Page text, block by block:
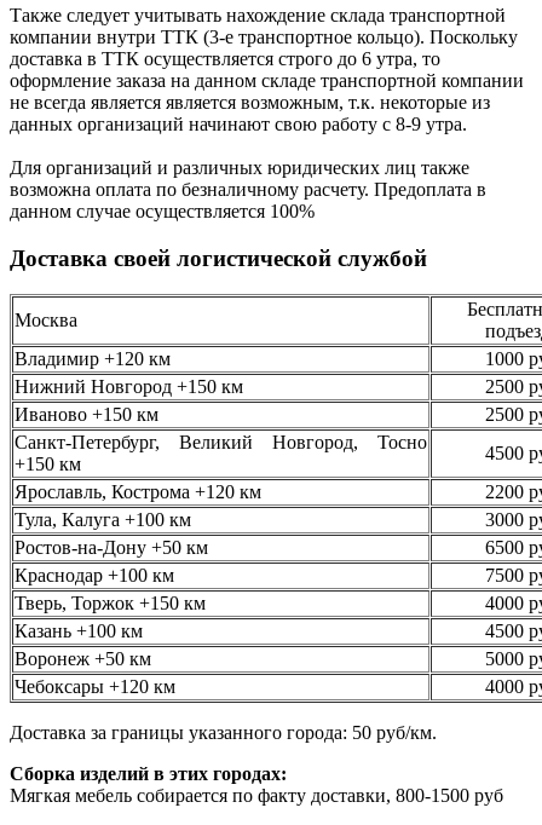
Также следует учитывать нахождение склада транспортной
компании внутри ТТК (3-е транспортное кольцо). Поскольку
доставка в ТТК осуществляется строго до 6 утра, то
оформление заказа на данном складе транспортной компании
не всегда является является возможным, т.к. некоторые из
данных организаций начинают свою работу с 8-9 утра.
Для организаций и различных юридических лиц также
возможна оплата по безналичному расчету. Предоплата в
данном случае осуществляется 100%
Доставка своей логистической службой
Москва
Владимир +120 км
1000
Нижний Новгород +150 км
2500
Иваново +150 км
2500
Санкт-Петербург, Великий Новгород, Тосно
+150 км
4500
Ярославль, Кострома +120 км
2200
Тула, Калуга +100 км
3000
Ростов-на-Дону +50 км
6500
Краснодар +100 км
7500
Тверь, Торжок +150 км
4000
Казань +100 км
4500
Воронеж +50 км
5000
Чебоксары +120 км
4000
Доставка за границы указанного города: 50 руб/км.
Сборка изделий в этих городах:
Мягкая мебель собирается по факту доставки, 800-1500 руб